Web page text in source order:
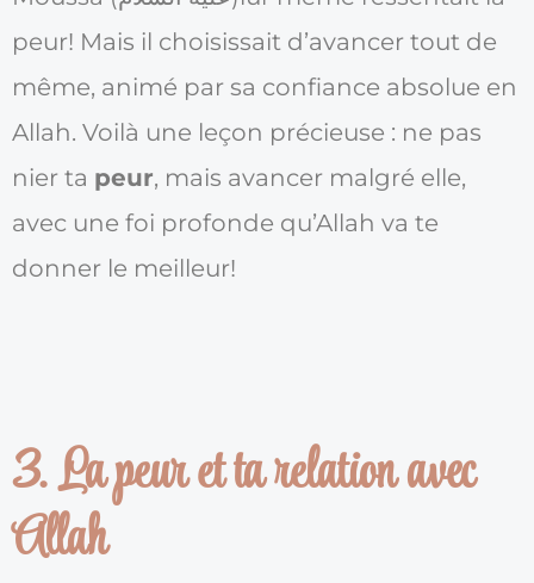
peur! Mais il choisissait d’avancer tout de
même, animé par sa confiance absolue en
Allah. Voilà une leçon précieuse : ne pas
nier ta peur, mais avancer malgré elle,
avec une foi profonde qu’Allah va te
donner le meilleur!
3. La peur et ta relation avec
Allah